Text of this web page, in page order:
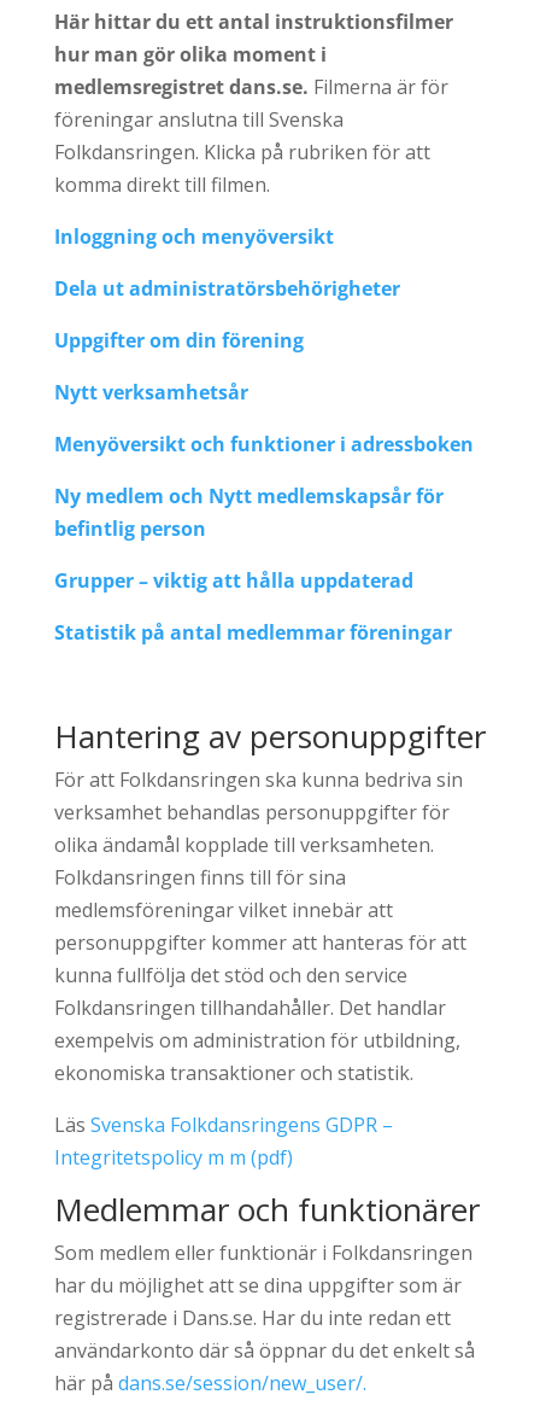
Här hittar du ett antal instruktionsfilmer
hur man gör olika moment i
medlemsregistret dans.se. Filmerna är för
föreningar anslutna till Svenska
Folkdansringen. Klicka på rubriken för att
komma direkt till filmen.
Inloggning och menyöversikt
Dela ut administratörsbehörigheter
Uppgifter om din förening
Nytt verksamhetsår
Menyöversikt och funktioner i adressboken
Ny medlem och Nytt medlemskapsår för
befintlig person
Grupper – viktig att hålla uppdaterad
Statistik på antal medlemmar föreningar
Hantering av personuppgifter
För att Folkdansringen ska kunna bedriva sin
verksamhet behandlas personuppgifter för
olika ändamål kopplade till verksamheten.
Folkdansringen finns till för sina
medlemsföreningar vilket innebär att
personuppgifter kommer att hanteras för att
kunna fullfölja det stöd och den service
Folkdansringen tillhandahåller. Det handlar
exempelvis om administration för utbildning,
ekonomiska transaktioner och statistik.
Läs Svenska Folkdansringens GDPR –
Integritetspolicy m m (pdf)
Medlemmar och funktionärer
Som medlem eller funktionär i Folkdansringen
har du möjlighet att se dina uppgifter som är
registrerade i Dans.se. Har du inte redan ett
användarkonto där så öppnar du det enkelt så
här på dans.se/session/new_user/.